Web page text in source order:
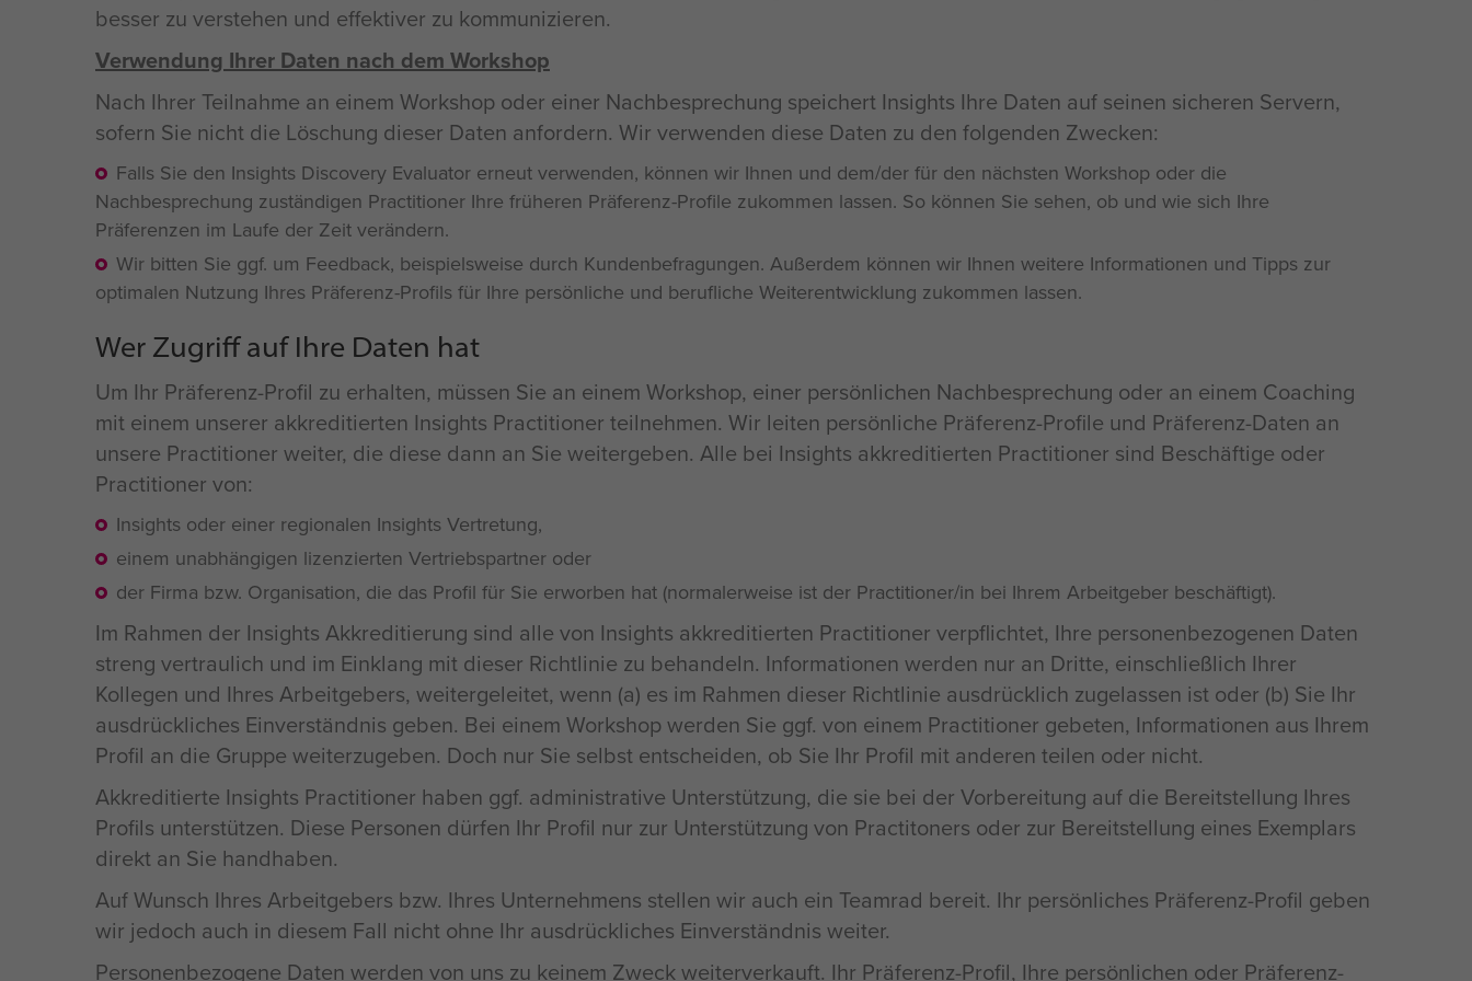
besser zu verstehen und effektiver zu kommunizieren.
Verwendung Ihrer Daten nach dem Workshop
Nach Ihrer Teilnahme an einem Workshop oder einer Nachbesprechung speichert Insights Ihre Daten auf seinen sicheren Servern,
sofern Sie nicht die Löschung dieser Daten anfordern. Wir verwenden diese Daten zu den folgenden Zwecken:
Falls Sie den Insights Discovery Evaluator erneut verwenden, können wir Ihnen und dem/der für den nächsten Workshop oder die
Nachbesprechung zuständigen Practitioner Ihre früheren Präferenz-Profile zukommen lassen. So können Sie sehen, ob und wie sich Ihre
Präferenzen im Laufe der Zeit verändern.
Wir bitten Sie ggf. um Feedback, beispielsweise durch Kundenbefragungen. Außerdem können wir Ihnen weitere Informationen und Tipps zur
optimalen Nutzung Ihres Präferenz-Profils für Ihre persönliche und berufliche Weiterentwicklung zukommen lassen.
Wer Zugriff auf Ihre Daten hat
Um Ihr Präferenz-Profil zu erhalten, müssen Sie an einem Workshop, einer persönlichen Nachbesprechung oder an einem Coaching
mit einem unserer akkreditierten Insights Practitioner teilnehmen. Wir leiten persönliche Präferenz-Profile und Präferenz-Daten an
unsere Practitioner weiter, die diese dann an Sie weitergeben. Alle bei Insights akkreditierten Practitioner sind Beschäftige oder
Practitioner von:
Insights oder einer regionalen Insights Vertretung,
einem unabhängigen lizenzierten Vertriebspartner oder
der Firma bzw. Organisation, die das Profil für Sie erworben hat (normalerweise ist der Practitioner/in bei Ihrem Arbeitgeber beschäftigt).
Im Rahmen der Insights Akkreditierung sind alle von Insights akkreditierten Practitioner verpflichtet, Ihre personenbezogenen Daten
streng vertraulich und im Einklang mit dieser Richtlinie zu behandeln. Informationen werden nur an Dritte, einschließlich Ihrer
Kollegen und Ihres Arbeitgebers, weitergeleitet, wenn (a) es im Rahmen dieser Richtlinie ausdrücklich zugelassen ist oder (b) Sie Ihr
ausdrückliches Einverständnis geben. Bei einem Workshop werden Sie ggf. von einem Practitioner gebeten, Informationen aus Ihrem
Profil an die Gruppe weiterzugeben. Doch nur Sie selbst entscheiden, ob Sie Ihr Profil mit anderen teilen oder nicht.
Akkreditierte Insights Practitioner haben ggf. administrative Unterstützung, die sie bei der Vorbereitung auf die Bereitstellung Ihres
Profils unterstützen. Diese Personen dürfen Ihr Profil nur zur Unterstützung von Practitoners oder zur Bereitstellung eines Exemplars
direkt an Sie handhaben.
Auf Wunsch Ihres Arbeitgebers bzw. Ihres Unternehmens stellen wir auch ein Teamrad bereit. Ihr persönliches Präferenz-Profil geben
wir jedoch auch in diesem Fall nicht ohne Ihr ausdrückliches Einverständnis weiter.
Personenbezogene Daten werden von uns zu keinem Zweck weiterverkauft. Ihr Präferenz-Profil, Ihre persönlichen oder Präferenz-